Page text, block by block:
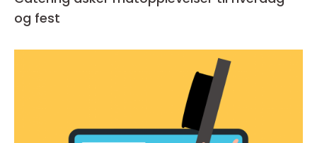
og fest